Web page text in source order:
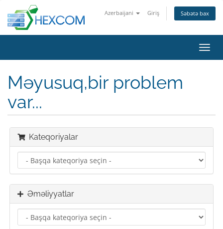
Azerbaijani Giriş Səbətə bax
keçid
Məyusuq,bir problem
var...
Kateqoriyalar
Əməliyyatlar